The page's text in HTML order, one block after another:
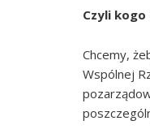
Czyli kogo
Chcemy,
Wspólnej